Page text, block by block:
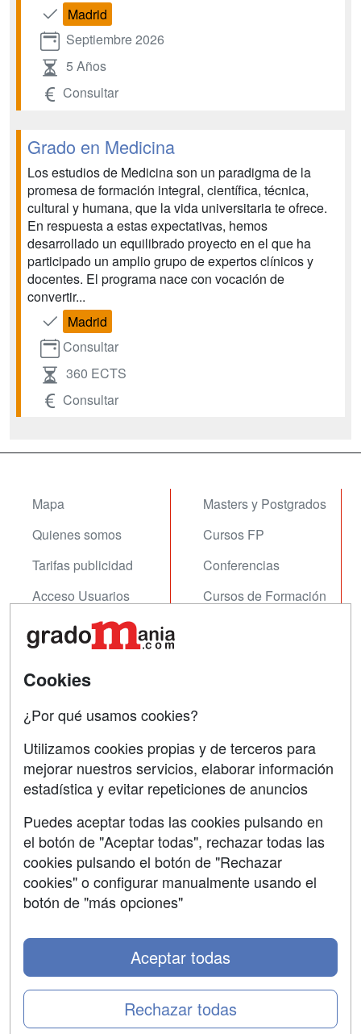
Madrid
Septiembre 2026
5 Años
Consultar
Grado en Medicina
Los estudios de Medicina son un paradigma de la
promesa de formación integral, científica, técnica,
cultural y humana, que la vida universitaria te ofrece.
En respuesta a estas expectativas, hemos
desarrollado un equilibrado proyecto en el que ha
participado un amplio grupo de expertos clínicos y
docentes. El programa nace con vocación de
convertir...
Madrid
Consultar
360 ECTS
Consultar
Mapa
Quienes somos
Tarifas publicidad
Acceso Usuarios
Acceso Centros
Masters y Postgrados
Cursos FP
Conferencias
Cursos de Formación
Contactar
Copyleft
Grupo formazion:
Cookies
¿Por qué usamos cookies?
Utilizamos cookies propias y de terceros para
mejorar nuestros servicios, elaborar información
estadística y evitar repeticiones de anuncios
Puedes aceptar todas las cookies pulsando en
el botón de "Aceptar todas", rechazar todas las
cookies pulsando el botón de "Rechazar
cookies" o configurar manualmente usando el
botón de "más opciones"
Rechazar todas
Aceptar todas